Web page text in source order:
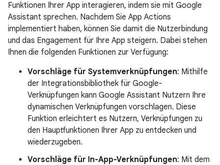
Funktionen Ihrer App interagieren, indem sie mit Google
Assistant sprechen. Nachdem Sie App Actions
implementiert haben, können Sie damit die Nutzerbindung
und das Engagement für Ihre App steigern. Dabei stehen
Ihnen die folgenden Funktionen zur Verfügung:
Vorschläge für Systemverknüpfungen: Mithilfe
der Integrationsbibliothek für Google-
Verknüpfungen kann Google Assistant Nutzern Ihre
dynamischen Verknüpfungen vorschlagen. Diese
Funktion erleichtert es Nutzern, Verknüpfungen zu
den Hauptfunktionen Ihrer App zu entdecken und
wiederzugeben.
Vorschläge für In-App-Verknüpfungen: Mit dem